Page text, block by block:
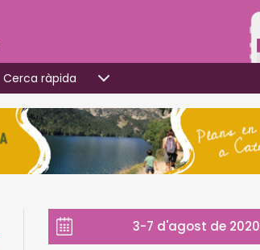
Cerca ràpida
3-7 d'agost de 2020